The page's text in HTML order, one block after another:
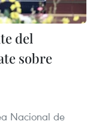
del
sobre
Nacional de